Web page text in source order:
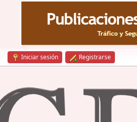
Iniciar sesión Registrarse